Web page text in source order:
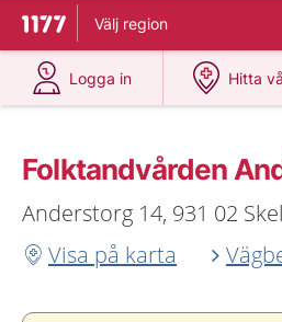
Till startsidan för 1177
Välj region
Logga in
på 1177.se
Hitta
på
Folktandvården
Anderstorg 14, 931 02
Visa på karta